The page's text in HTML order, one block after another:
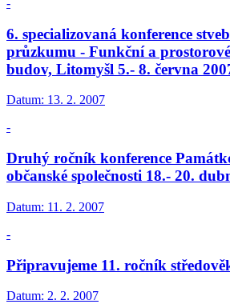
-
6. specializovaná konference
průzkumu - Funkční a
budov, Litomyšl 5.- 8. června
Datum: 13. 2. 2007
-
Druhý ročník konference
občanské společnosti 18.- 20.
Datum: 11. 2. 2007
-
Připravujeme 11. ročník
Datum: 2. 2. 2007